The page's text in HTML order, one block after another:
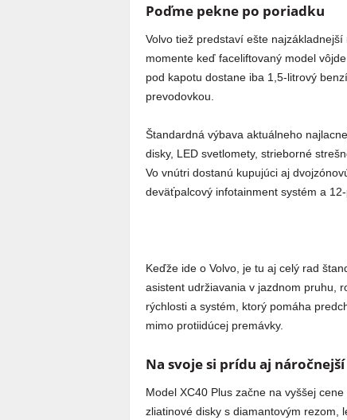
Poďme pekne po poriadku
Volvo tiež predstaví ešte
momente keď faceliftovaný model
pod kapotu dostane iba 1,5-litrový
prevodovkou.
Štandardná výbava aktuálneho
disky, LED svetlomety, strieborné
Vo vnútri dostanú kupujúci aj
deväťpalcový infotainment systém a
Keďže ide o Volvo, je tu aj celý rad
asistent udržiavania v jazdnom pruhu,
rýchlosti a systém, ktorý pomáha
mimo protiidúcej premávky.
Na svoje si prídu aj náročnejší
Model XC40 Plus začne na vyššej
zliatinové disky s diamantovým rezom,